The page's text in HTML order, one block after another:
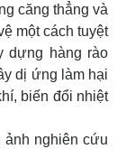
căng thẳng và
một cách tuyệt
dựng hàng rào
dị ứng làm hại
biến đổi nhiệt
ảnh nghiên cứu